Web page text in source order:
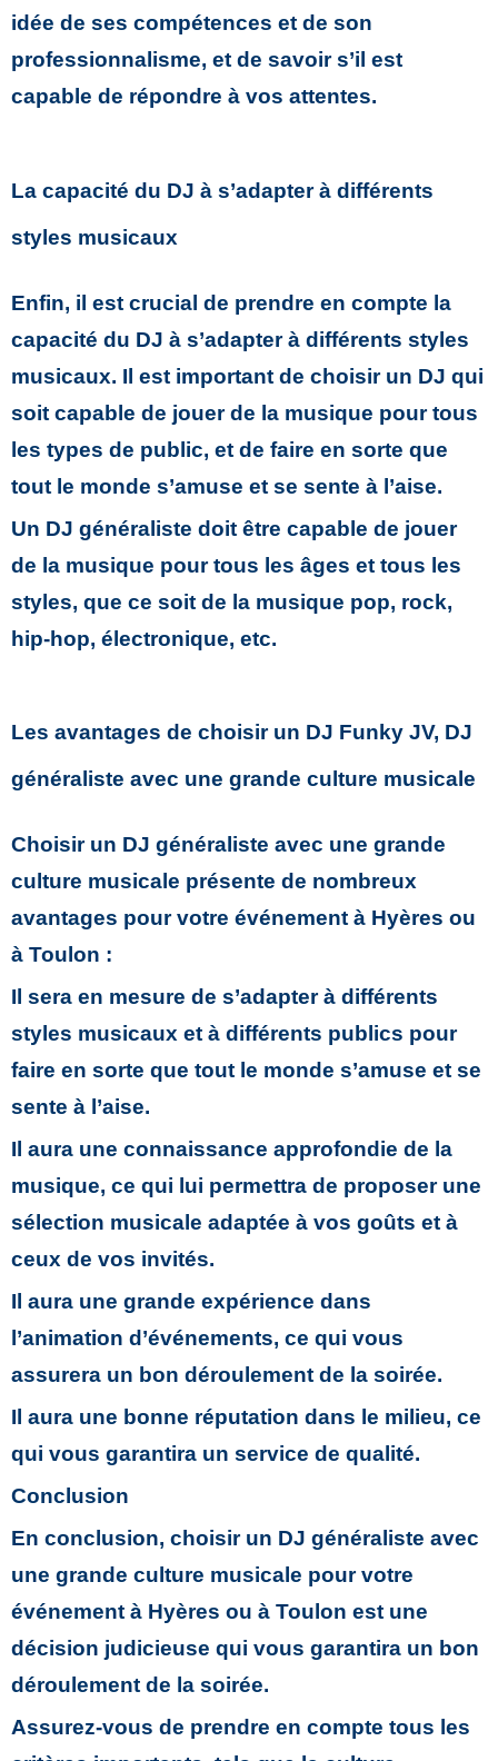
idée de ses compétences et de son
professionnalisme, et de savoir s’il est
capable de répondre à vos attentes.
La capacité du DJ à s’adapter à différents
styles musicaux
Enfin, il est crucial de prendre en compte la
capacité du DJ à s’adapter à différents styles
musicaux. Il est important de choisir un DJ qui
soit capable de jouer de la musique pour tous
les types de public, et de faire en sorte que
tout le monde s’amuse et se sente à l’aise.
Un DJ généraliste doit être capable de jouer
de la musique pour tous les âges et tous les
styles, que ce soit de la musique pop, rock,
hip-hop, électronique, etc.
Les avantages de choisir un DJ Funky JV, DJ
généraliste avec une grande culture musicale
Choisir un DJ généraliste avec une grande
culture musicale présente de nombreux
avantages pour votre événement à Hyères ou
à Toulon :
Il sera en mesure de s’adapter à différents
styles musicaux et à différents publics pour
faire en sorte que tout le monde s’amuse et se
sente à l’aise.
Il aura une connaissance approfondie de la
musique, ce qui lui permettra de proposer une
sélection musicale adaptée à vos goûts et à
ceux de vos invités.
Il aura une grande expérience dans
l’animation d’événements, ce qui vous
assurera un bon déroulement de la soirée.
Il aura une bonne réputation dans le milieu, ce
qui vous garantira un service de qualité.
Conclusion
En conclusion, choisir un DJ généraliste avec
une grande culture musicale pourvotre
événement à Hyères ou à Toulon est une
décision judicieuse qui vous garantira un bon
déroulement de la soirée.
Assurez-vous de prendre en compte tous les